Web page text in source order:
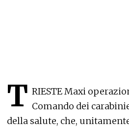
T RIESTE Maxi
Comando dei
della salute, che,